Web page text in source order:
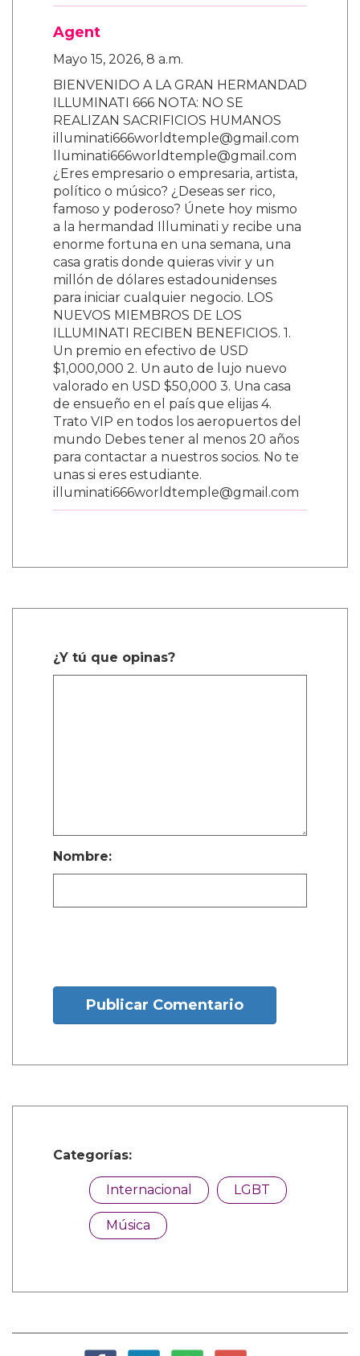
Agent
Mayo 15, 2026, 8 a.m.
BIENVENIDO A LA GRAN HERMANDAD
ILLUMINATI 666 NOTA: NO SE
REALIZAN SACRIFICIOS HUMANOS
illuminati666worldtemple@gmail.com
lluminati666worldtemple@gmail.com
¿Eres empresario o empresaria, artista,
político o músico? ¿Deseas ser rico,
famoso y poderoso? Únete hoy mismo
a la hermandad Illuminati y recibe una
enorme fortuna en una semana, una
casa gratis donde quieras vivir y un
millón de dólares estadounidenses
para iniciar cualquier negocio. LOS
NUEVOS MIEMBROS DE LOS
ILLUMINATI RECIBEN BENEFICIOS. 1.
Un premio en efectivo de USD
$1,000,000 2. Un auto de lujo nuevo
valorado en USD $50,000 3. Una casa
de ensueño en el país que elijas 4.
Trato VIP en todos los aeropuertos del
mundo Debes tener al menos 20 años
para contactar a nuestros socios. No te
unas si eres estudiante.
illuminati666worldtemple@gmail.com
¿Y tú que opinas?
Nombre:
Publicar Comentario
Categorías:
Internacional LGBT
Música